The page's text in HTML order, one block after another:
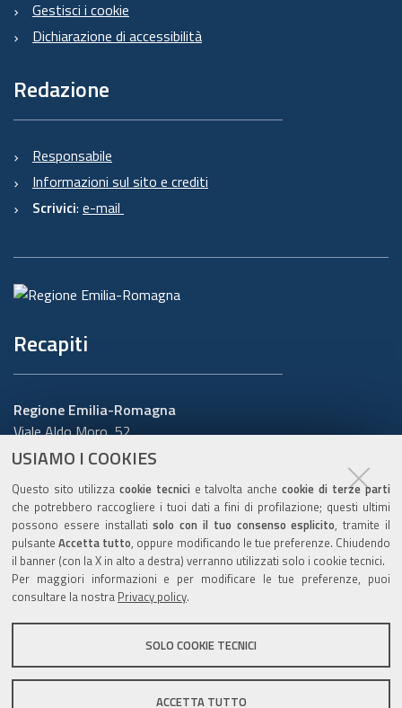
USIAMO I COOKIES
Questo sito utilizza cookie tecnici e talvolta anchecookie di terze parti
che potrebbero raccogliere i tuoi dati a fini di profilazione; questi ultimi
possono essere installatisolo con il tuo consenso esplicito, tramite il
pulsanteAccetta tutto, oppure modificando le tue preferenze. Chiudendo
il banner (con la X in alto a destra) verranno utilizzati solo i cookie tecnici.
Per maggiori informazioni e per modificare le tue preferenze, puoi
consultare la nostra Privacy policy.
SOLO COOKIE TECNICI
ACCETTA TUTTO
Gestisci i cookie
Dichiarazione di accessibilità
Redazione
Responsabile
Informazioni sul sito e crediti
Scrivici: e-mail
Recapiti
Regione Emilia-Romagna
Viale Aldo Moro, 52
40127 Bologna
Cerca telefoni o indirizzi
URP
www.regione.emilia-romagna.it/urp